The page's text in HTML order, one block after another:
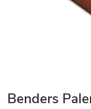
Zum
Anfang
Benders